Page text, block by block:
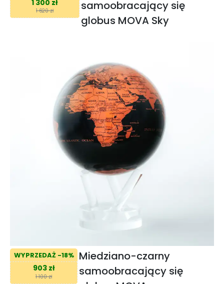
1 300 zł
1 620 zł
samoobracający się
globus MOVA Sky
WYPRZEDAŻ -18%
903 zł
1 100 zł
Miedziano-czarny
samoobracający się